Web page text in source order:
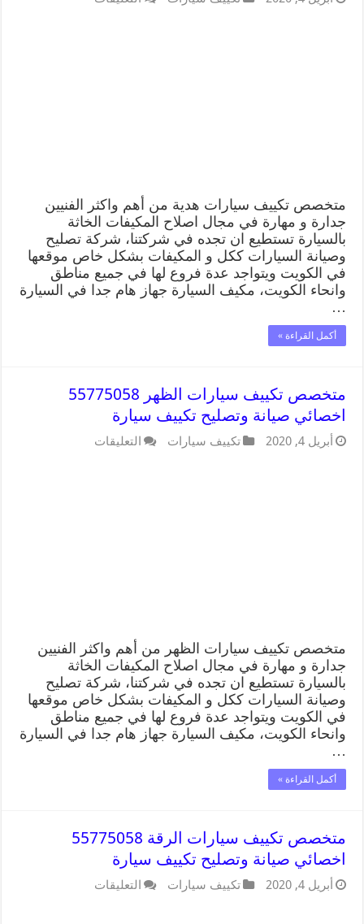
متخصص تكييف سيارات هدية من أهم واكثر الفنيين
جدارة و مهارة في مجال اصلاح المكيفات الخاثة
بالسيارة تستطيع ان تجده في شركتنا، شركة تصليح
وصيانة السيارات ككل و المكيفات بشكل خاص موقعها
في الكويت ويتواجد عدة فروع لها في جميع مناطق
وانحاء الكويت، مكيف السيارة جهاز هام جدا في السيارة
…
أكمل القراءة »
متخصص تكييف سيارات الظهر 55775058
اخصائي صيانة وتصليح تكييف سيارة
أبريل 4, 2020 تكييف سيارات التعليقات
متخصص تكييف سيارات الظهر من أهم واكثر الفنيين
جدارة و مهارة في مجال اصلاح المكيفات الخاثة
بالسيارة تستطيع ان تجده في شركتنا، شركة تصليح
وصيانة السيارات ككل و المكيفات بشكل خاص موقعها
في الكويت ويتواجد عدة فروع لها في جميع مناطق
وانحاء الكويت، مكيف السيارة جهاز هام جدا في السيارة
…
أكمل القراءة »
متخصص تكييف سيارات الرقة 55775058
اخصائي صيانة وتصليح تكييف سيارة
أبريل 4, 2020 تكييف سيارات التعليقات